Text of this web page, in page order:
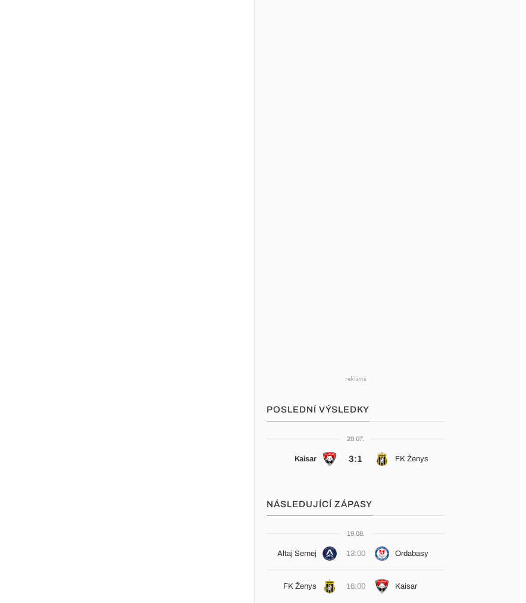
POSLEDNÍ VÝSLEDKY
29.07.
Kaisar 3:1 FK Ženys
NÁSLEDUJÍCÍ ZÁPASY
19.08.
Altaj Semej 13:00 Ordabasy
FK Ženys 16:00 Kaisar